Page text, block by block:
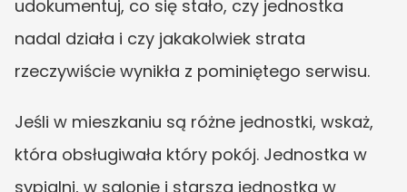
udokumentuj, co się stało, czy jednostka
nadal działa i czy jakakolwiek strata
rzeczywiście wynikła z pominiętego serwisu.
Jeśli w mieszkaniu są różne jednostki, wskaż,
która obsługiwała który pokój. Jednostka w
sypialni, w salonie i starsza jednostka w